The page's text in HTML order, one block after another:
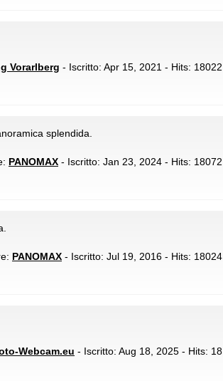
Vorarlberg - Iscritto: Apr 15, 2021 - Hits: 18022
splendida.
PANOMAX - Iscritto: Jan 23, 2024 - Hits: 18072
PANOMAX - Iscritto: Jul 19, 2016 - Hits: 18024
Webcam.eu - Iscritto: Aug 18, 2025 - Hits: 18